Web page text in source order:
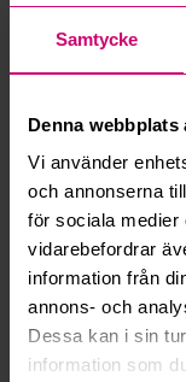
Samtycke
Denna webbplats
Vi använder
och annonserna
för sociala medier
vidarebefordrar
information från
annons- och
Dessa kan i sin
information som
Vad är ett
Hur fungerar
Hur fungerar
Kan jag ångra ett
Kan ni frakta